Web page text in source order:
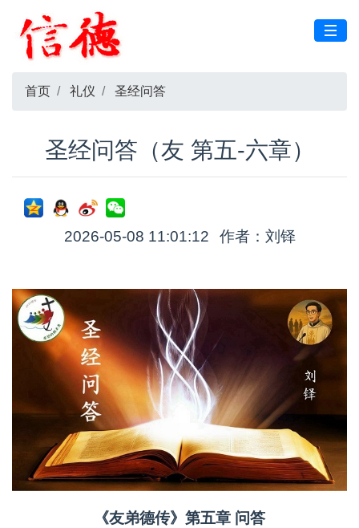
首页 礼仪 圣经问答
圣经问答（友 第五-六章）
2026-05-08 11:01:12 作者：刘铎
《友弟德传》第五章 问答